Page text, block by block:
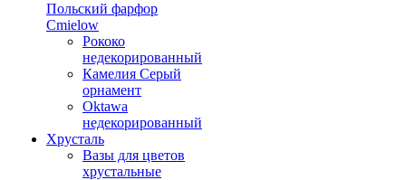
Польский фарфор
Сmielow
Рококо
недекорированный
Камелия Серый
орнамент
Oktawa
недекорированный
Хрусталь
Вазы для цветов
хрустальные